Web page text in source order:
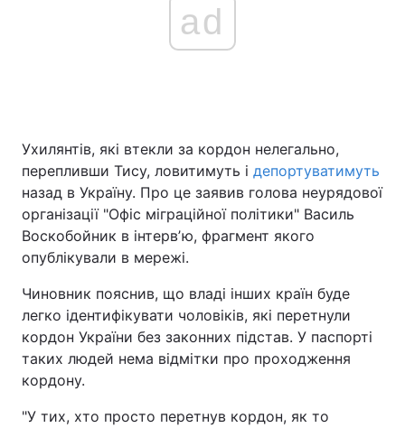
Україна Політика
Економіка Світ
Спорт
Техно і зв'язок Лайт
Зброя Інциденти
Здоров'я Туризм
Цікавинки Погода
ad
Ухилянтів, які втекли за кордон нелегально,
перепливши Тису, ловитимуть і депортуватимуть
назад в Україну. Про це заявив голова неурядової
організації "Офіс міграційної політики" Василь
Воскобойник в інтервʼю, фрагмент якого
опублікували в мережі.
Чиновник пояснив, що владі інших країн буде
легко ідентифікувати чоловіків, які перетнули
кордон України без законних підстав. У паспорті
таких людей нема відмітки про проходження
кордону.
"У тих, хто просто перетнув кордон, як то